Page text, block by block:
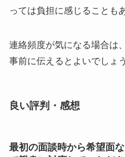
っては負担に感じることも
連絡頻度が気になる場合は
事前に伝えるとよいでしょう
良い評判・感想
最初の面談時から希望面